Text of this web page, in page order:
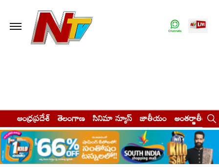
ఆంధ్రప్రదేశ్ తెలంగాణ సినిమా న్యూస్ జాతీయం అంతర్జాతీయం